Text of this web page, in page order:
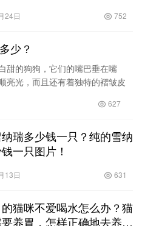
24日 752
少？
甜的狗狗，它们的嘴巴垂在嘴
亮光，而且还有着独特的褶皱皮
627
瑞多少钱一只？纯的雪纳
一只图片！
13日 631
猫咪不爱喝水怎么办？猫
养胃，怎样正确地去养胃